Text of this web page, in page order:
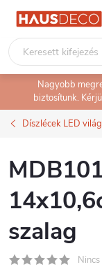
Ugrás
tartalomhoz
Nagyobb
biztosítunk.
Díszlécek LED
szalag